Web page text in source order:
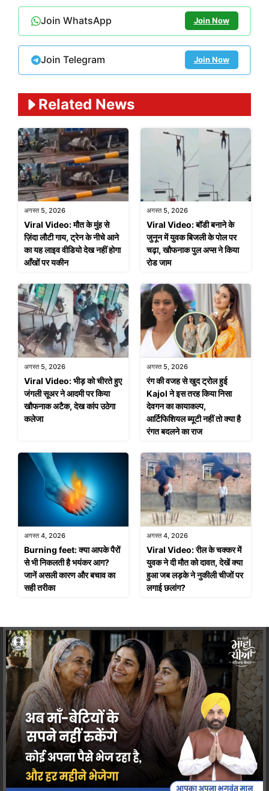
Join WhatsApp Join Now
Join Telegram Join Now
Related News
अगस्त 5, 2026
Viral Video: मौत के मुंह से
ज़िंदा लौटी गाय, ट्रेन के नीचे आने
का यह लाइव वीडियो देख नहीं होगा
आँखों पर यकीन
अगस्त 5, 2026
Viral Video: बॉडी बनाने के
जुनून में युवक बिजली के पोल पर
चढ़ा, खौफनाक पुल अप्स ने किया
रोड जाम
अगस्त 5, 2026
Viral Video: भीड़ को चीरते हुए
जंगली सूअर ने आदमी पर किया
खौफनाक अटैक, देख कांप उठेगा
कलेजा
अगस्त 5, 2026
रंग की वजह से खुद ट्रोल हुई
Kajol ने इस तरह किया निसा
देवगन का कायाकल्प,
आर्टिफिशियल ब्यूटी नहीं तो क्या है
रंगत बदलने का राज
अगस्त 4, 2026
Burning feet: क्या आपके पैरों
से भी निकलती है भयंकर आग?
जानें असली कारण और बचाव का
सही तरीका
अगस्त 4, 2026
Viral Video: रील के चक्कर में
युवक ने दी मौत को दावत, देखें क्या
हुआ जब लड़के ने नुकीली चीजों पर
लगाई छलांग?